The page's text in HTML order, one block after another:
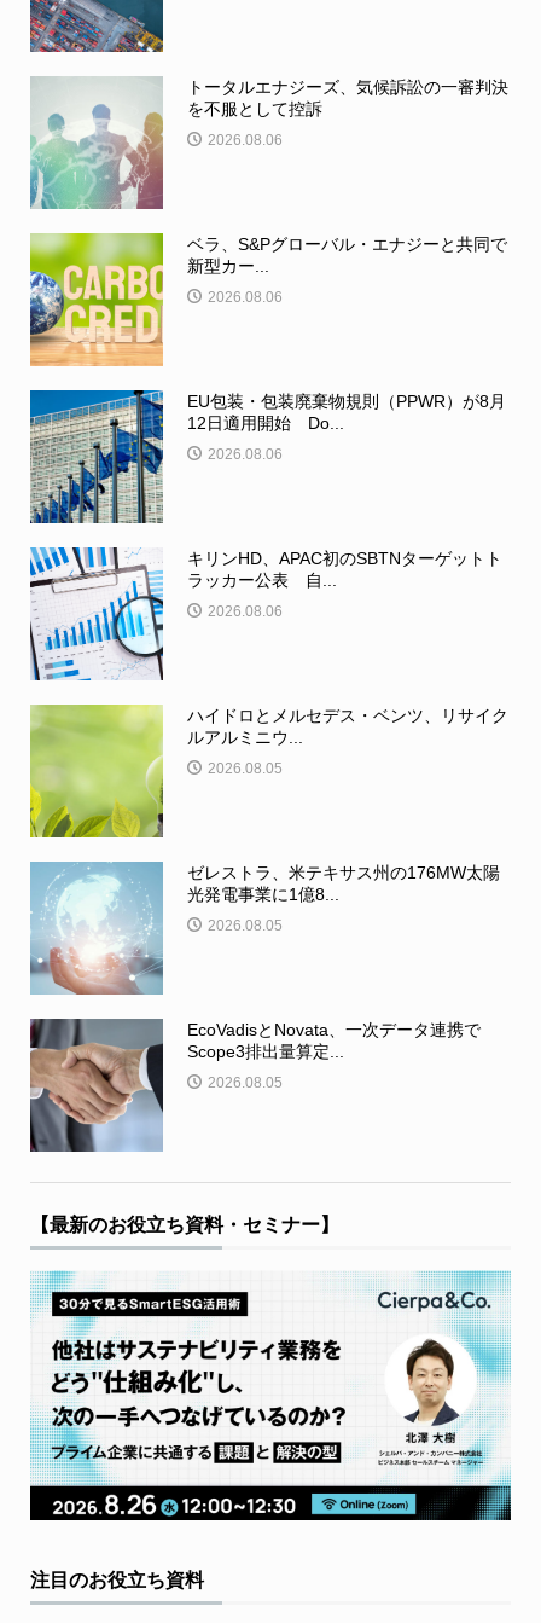
トータルエナジーズ、気候訴訟の一審判決
を不服として控訴
2026.08.06
ベラ、S&Pグローバル・エナジーと共同で
新型カー...
2026.08.06
EU包装・包装廃棄物規則（PPWR）が8月
12日適用開始 Do...
2026.08.06
キリンHD、APAC初のSBTNターゲットト
ラッカー公表 自...
2026.08.06
ハイドロとメルセデス・ベンツ、リサイク
ルアルミニウ...
2026.08.05
ゼレストラ、米テキサス州の176MW太陽
光発電事業に1億8...
2026.08.05
EcoVadisとNovata、一次データ連携で
Scope3排出量算定...
2026.08.05
【最新のお役立ち資料・セミナー】
注目のお役立ち資料